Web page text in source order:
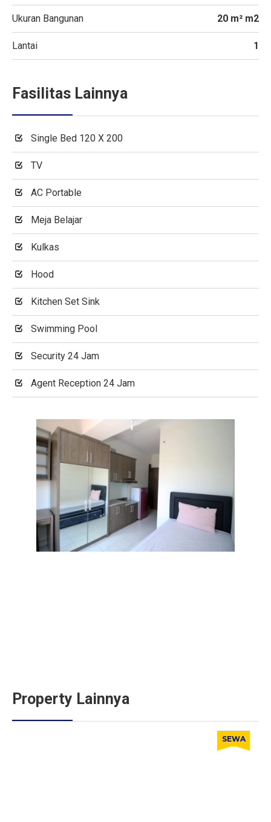
Ukuran Bangunan 20 m² m2
Lantai 1
Fasilitas Lainnya
Single Bed 120 X 200
TV
AC Portable
Meja Belajar
Kulkas
Hood
Kitchen Set Sink
Swimming Pool
Security 24 Jam
Agent Reception 24 Jam
Property Lainnya
SEWA